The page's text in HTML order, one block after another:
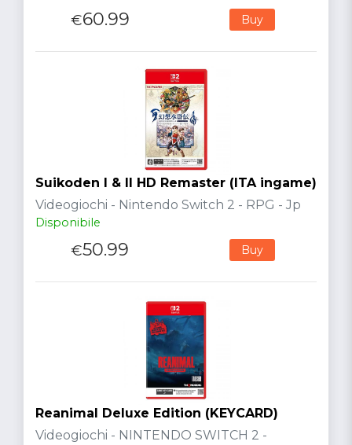
€60.99 Buy
Suikoden I & II HD Remaster (ITA ingame)
Videogiochi - Nintendo Switch 2 - RPG - Jp
Disponibile
€50.99 Buy
Reanimal Deluxe Edition (KEYCARD)
Videogiochi - NINTENDO SWITCH 2 -